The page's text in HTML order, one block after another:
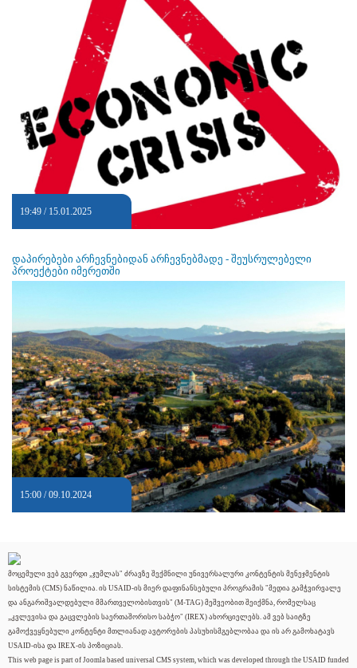
19:49 / 15.01.2025
დაპირებები არჩევნებიდან არჩევნებმადე - შეუსრულებელი
პროექტები იმერეთში
15:00 / 09.10.2024
მოცემული ვებ გვერდი „ჯუმლას" ძრავზე შექმნილი უნივერსალური კონტენტის მენეჯმენტის
სისტემის (CMS) ნაწილია. ის USAID-ის მიერ დაფინანსებული პროგრამის "მედია გამჭვირვალე
და ანგარიშვალდებული მმართველობისთვის" (M-TAG) მეშვეობით შეიქმნა, რომელსაც
„კვლევისა და გაცვლების საერთაშორისო საბჭო" (IREX) ახორციელებს. ამ ვებ საიტზე
გამოქვეყნებული კონტენტი მთლიანად ავტორების პასუხისმგებლობაა და ის არ გამოხატავს
USAID-ისა და IREX-ის პოზიციას.
This web page is part of Joomla based universal CMS system, which was developed through the USAID funded